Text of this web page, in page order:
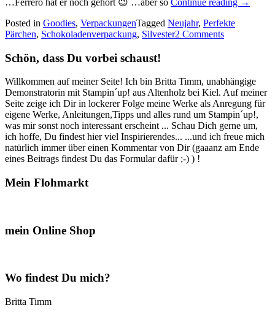
…Ferrero hat er noch gehört 😉 …aber so Continue reading →
Posted in Goodies, VerpackungenTagged Neujahr, Perfekte
Pärchen, Schokoladenverpackung, Silvester2 Comments
Schön, dass Du vorbei schaust!
Willkommen auf meiner Seite! Ich bin Britta Timm, unabhängige
Demonstratorin mit Stampin´up! aus Altenholz bei Kiel. Auf meiner
Seite zeige ich Dir in lockerer Folge meine Werke als Anregung für
eigene Werke, Anleitungen,Tipps und alles rund um Stampin´up!,
was mir sonst noch interessant erscheint ... Schau Dich gerne um,
ich hoffe, Du findest hier viel Inspirierendes... ...und ich freue mich
natürlich immer über einen Kommentar von Dir (gaaanz am Ende
eines Beitrags findest Du das Formular dafür ;-) ) !
Mein Flohmarkt
mein Online Shop
Wo findest Du mich?
Britta Timm